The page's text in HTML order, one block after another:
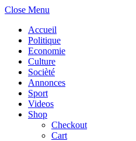
Close Menu
Accueil
Politique
Economie
Culture
Socièté
Annonces
Sport
Videos
Shop
Checkout
Cart